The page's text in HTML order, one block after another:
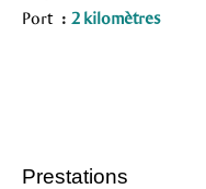
Port
2 kilomètres
Prestations